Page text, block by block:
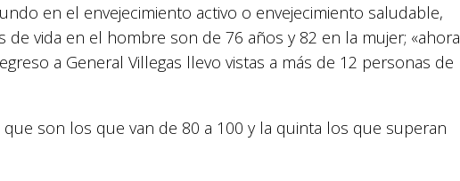
en el envejecimiento activo o envejecimiento saludable,
vida en el hombre son de 76 años y 82 en la mujer; «ahora
a General Villegas llevo vistas a más de 12 personas de
son los que van de 80 a 100 y la quinta los que superan